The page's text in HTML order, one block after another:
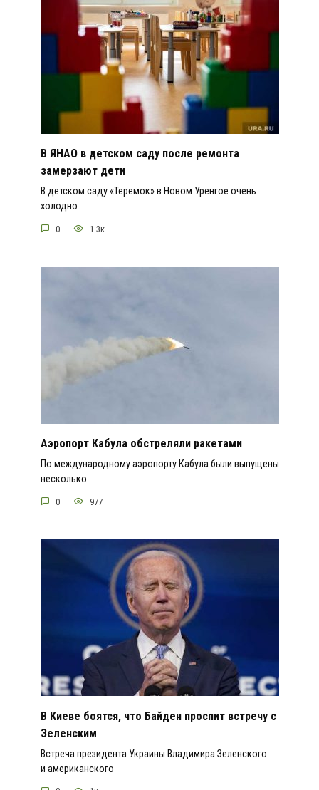
В ЯНАО в детском саду после ремонта
замерзают дети
В детском саду «Теремок» в Новом Уренгое очень
холодно
0 1.3к.
Аэропорт Кабула обстреляли ракетами
По международному аэропорту Кабула были выпущены
несколько
0 977
В Киеве боятся, что Байден проспит встречу с
Зеленским
Встреча президента Украины Владимира Зеленского
и американского